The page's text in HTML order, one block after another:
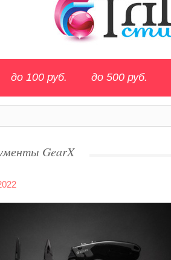
до 100 руб. до 500 руб.
GearX